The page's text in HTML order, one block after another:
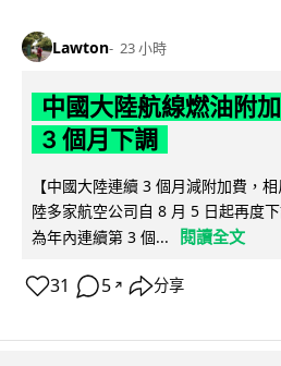
Lawton 23 小時
中國大陸航線燃油附
3 個月下調
【中國大陸連續 3 個月減附加費，
陸多家航空公司自 8 月 5 日起再度
為年內連續第 3 個...
閱讀全文
31 5 ↗ 分享